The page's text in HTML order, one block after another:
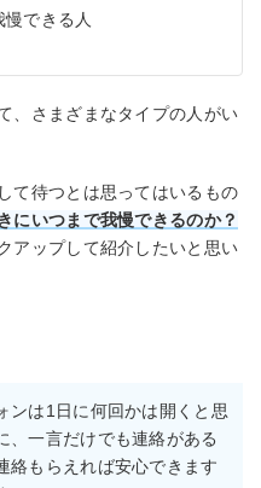
できる人
、さまざまなタイプの人がい
て待つとは思ってはいるもの
にいつまで我慢できるのか？
アップして紹介したいと思い
ンは1日に何回かは開くと思
、一言だけでも連絡がある
絡もらえれば安心できます